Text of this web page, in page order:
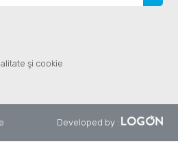
şi cookie
Developed by :